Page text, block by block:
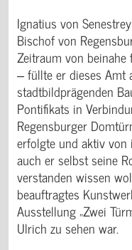
Ignatius von
Bischof von
Zeitraum von
‒ füllte er dieses Amt
stadtbildprägenden
Pontifikats in
Regensburger
erfolgte und aktiv von
auch er selbst seine
verstanden wissen
beauftragtes
Ausstellung „Zwei
Ulrich zu sehen war.